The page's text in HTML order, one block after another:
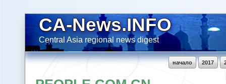
CA-News.INFO
Central Asia regional news digest
2017
начало